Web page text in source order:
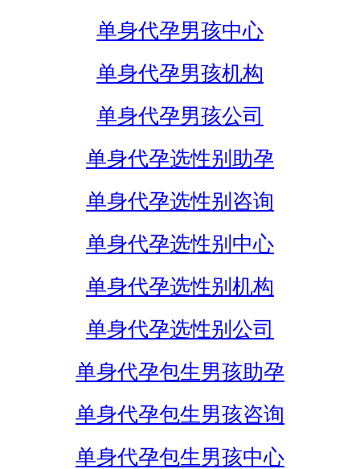
单身代孕男孩中心
单身代孕男孩机构
单身代孕男孩公司
单身代孕选性别助孕
单身代孕选性别咨询
单身代孕选性别中心
单身代孕选性别机构
单身代孕选性别公司
单身代孕包生男孩助孕
单身代孕包生男孩咨询
单身代孕包生男孩中心